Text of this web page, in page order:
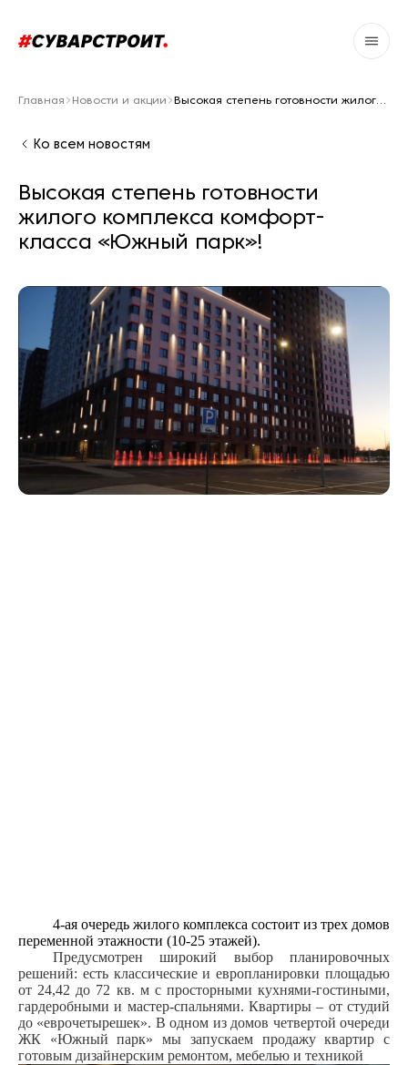
Главная Новости и акции
Ко всем новостям
Высокая степень готовности
жилого комплекса комфорт-
класса «Южный парк»!
4-ая очередь жилого комплекса состоит из трех домов
переменной этажности (10-25 этажей).
Предусмотрен широкий выбор планировочных
решений: есть классические и европланировки площадью
от 24,42 до 72 кв. м с просторными кухнями-гостиными,
гардеробными и мастер-спальнями. Квартиры – от студий
до «еврочетырешек». В одном из домов четвертой очереди
ЖК «Южный парк»мы запускаем продажу квартир с
готовым дизайнерским ремонтом, мебелью и техникой